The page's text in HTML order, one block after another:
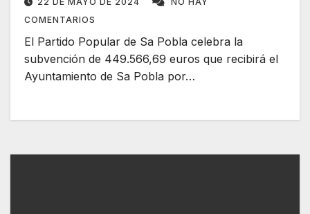
COMENTARIOS
El Partido Popular de Sa Pobla celebra la
subvención de 449.566,69 euros que recibirá el
Ayuntamiento de Sa Pobla por…